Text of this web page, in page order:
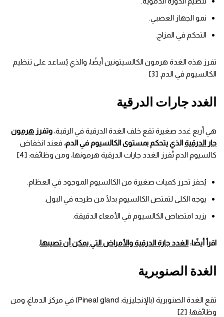
نمو الجهاز العصبي.
التحكم في المزاج.
تفرز هذه الغدة هرمون الكالسيتونين أيضًا، والذي يُساعد على تنظيم
الكالسيوم في الدم. [3]
الغدد جارات الدرقية
هي أربع غدد صغيرة تقع خلف الغدة الدرقية في الرقبة، وتفرز هرمون
جار الدرقيةالذي يتحكم بمستوى الكالسيوم في الدم، فعند انخفاض
كالسيوم الدم تُفرز الغدد جارات الدرقية هرمونها، ومن وظائفه: [4]
يُحفز تحرر كميات صغيرة من الكالسيوم الموجود في العظام.
يوجه الكلى لتمتص الكالسيوم بدلًا من طرحه في البول.
يزيد امتصاص الكالسيوم في الأمعاء الدقيقة.
اقرأ أيضًا:الغدد جارة الدرقية والأمراض التي يمكن أن تصيبها.
الغدة الصنوبرية
تقع الغدة الصنوبرية (بالإنجليزية: Pineal gland) في مركز الدماغ، ومن
وظائفها: [2]